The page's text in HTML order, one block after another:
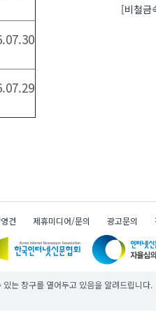
제품등록
건 제휴미디어/문의 광고문의
는 창구를 열어두고 있음을 알려드립니다.